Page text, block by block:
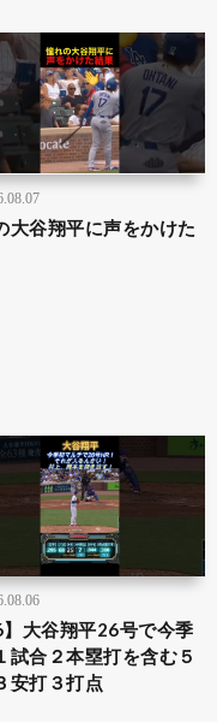
大谷翔平に声をかけた
】大谷翔平26号で今季
試合２本塁打を含む５
安打３打点